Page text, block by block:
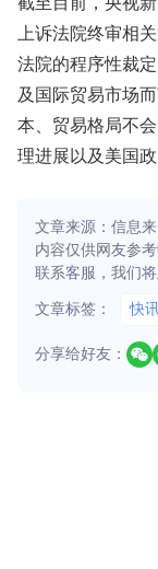
上诉法院终审相
法院的程序性裁
及国际贸易市场
本、贸易格局不
理进展以及美国
文章来源：信息
内容仅供网友参
联系客服，我们
文章标签： 快
分享给好友：